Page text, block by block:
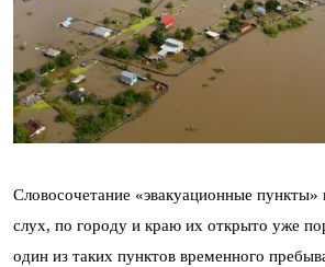
Словосочетание «эвакуационные пункты»
слух, по городу и краю их открыто уже
один из таких пунктов временного